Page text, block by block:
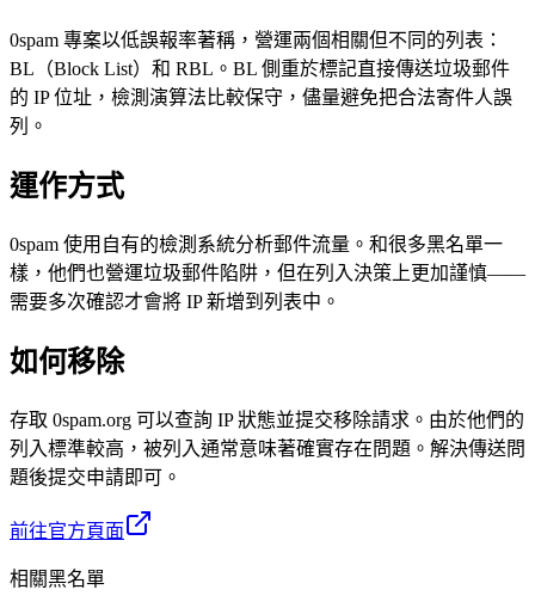
0spam 專案以低誤報率著稱，營運兩個相關但不同的列表：
BL（Block List）和 RBL。BL 側重於標記直接傳送垃圾郵件
的 IP 位址，檢測演算法比較保守，儘量避免把合法寄件人誤
列。
運作方式
0spam 使用自有的檢測系統分析郵件流量。和很多黑名單一
樣，他們也營運垃圾郵件陷阱，但在列入決策上更加謹慎——
需要多次確認才會將 IP 新增到列表中。
如何移除
存取 0spam.org 可以查詢 IP 狀態並提交移除請求。由於他們的
列入標準較高，被列入通常意味著確實存在問題。解決傳送問
題後提交申請即可。
前往官方頁面
相關黑名單